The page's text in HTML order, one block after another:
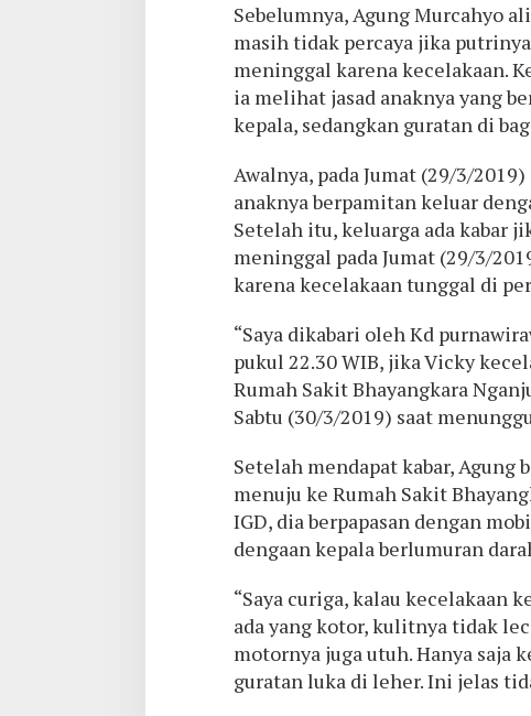
Sebelumnya, Agung Murcahyo
masih tidak percaya jika
meninggal karena kecelakaan.
ia melihat jasad anaknya yang
kepala, sedangkan guratan di
Awalnya, pada Jumat (29/3/
anaknya berpamitan keluar
Setelah itu, keluarga ada kabar
meninggal pada Jumat (29/3/
karena kecelakaan tunggal di
“Saya dikabari oleh Kd
pukul 22.30 WIB, jika Vicky
Rumah Sakit Bhayangkara
Sabtu (30/3/2019) saat
Setelah mendapat kabar, Agung
menuju ke Rumah Sakit
IGD, dia berpapasan dengan
dengaan kepala berlumuran
“Saya curiga, kalau kecelakaan
ada yang kotor, kulitnya tidak
motornya juga utuh. Hanya saja
guratan luka di leher. Ini jelas